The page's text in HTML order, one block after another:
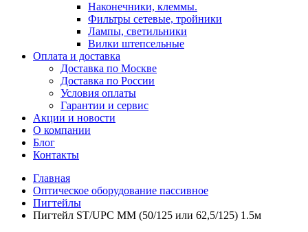
Наконечники, клеммы.
Фильтры сетевые, тройники
Лампы, светильники
Вилки штепсельные
Оплата и доставка
Доставка по Москве
Доставка по России
Условия оплаты
Гарантии и сервис
Акции и новости
О компании
Блог
Контакты
Главная
Оптическое оборудование пассивное
Пигтейлы
Пигтейл ST/UPC МM (50/125 или 62,5/125) 1.5м